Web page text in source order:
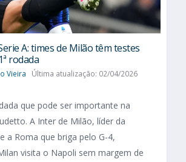
A: times de Milão têm testes
rodada
Vieira Última atualização: 02/04/2026
que pode ser importante na
A Inter de Milão, líder da
a Roma que briga pelo G-4,
visita o Napoli sem margem de